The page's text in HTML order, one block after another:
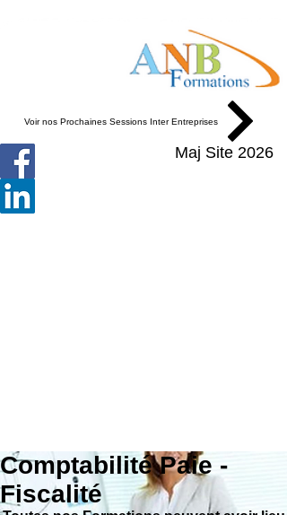
Voir nos Prochaines Sessions Inter Entreprises
Maj Site 2026
Comptabilité Paie -
Fiscalité